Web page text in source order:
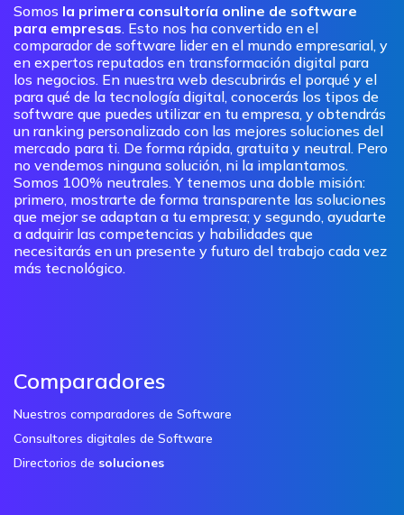
Somos la primera consultoría online de software
para empresas. Esto nos ha convertido en el
comparador de software lider en el mundo empresarial, y
en expertos reputados en transformación digital para
los negocios. En nuestra web descubrirás el porqué y el
para qué de la tecnología digital, conocerás los tipos de
software que puedes utilizar en tu empresa, y obtendrás
un ranking personalizado con las mejores soluciones del
mercado para ti. De forma rápida, gratuita y neutral. Pero
no vendemos ninguna solución, ni la implantamos.
Somos 100% neutrales. Y tenemos una doble misión:
primero, mostrarte de forma transparente las soluciones
que mejor se adaptan a tu empresa; y segundo, ayudarte
a adquirir las competencias y habilidades que
necesitarás en un presente y futuro del trabajo cada vez
más tecnológico.
Comparadores
Nuestros comparadores de Software
Consultores digitales de Software
Directorios de soluciones